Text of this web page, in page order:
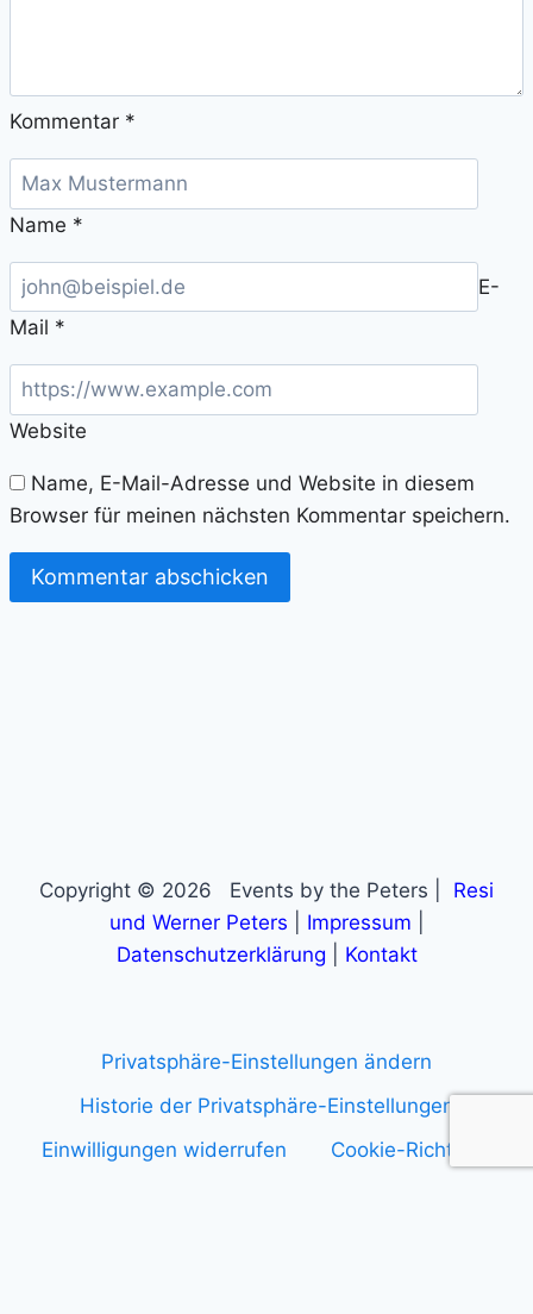
Kommentar *
Name *
E-
Mail *
Website
Name, E-Mail-Adresse und Website in diesem
Browser für meinen nächsten Kommentar speichern.
Copyright © 2026 Events by the Peters |
Resi
und Werner Peters
Impressum
Datenschutzerklärung
Kontakt
Privatsphäre-Einstellungen ändern
Historie der Privatsphäre-Einstellungen
Einwilligungen widerrufen
Cookie-Richtlinie